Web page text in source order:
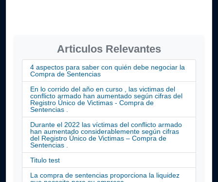
Articulos Relevantes
4 aspectos para saber con quién debe negociar la
Compra de Sentencias
En lo corrido del año en curso , las victimas del
conflicto armado han aumentado según cifras del
Registro Único de Victimas - Compra de
Sentencias .
Durante el 2022 las víctimas del conflicto armado
han aumentado considerablemente según cifras
del Registro Único de Victimas – Compra de
Sentencias .
Titulo test
La compra de sentencias proporciona la liquidez